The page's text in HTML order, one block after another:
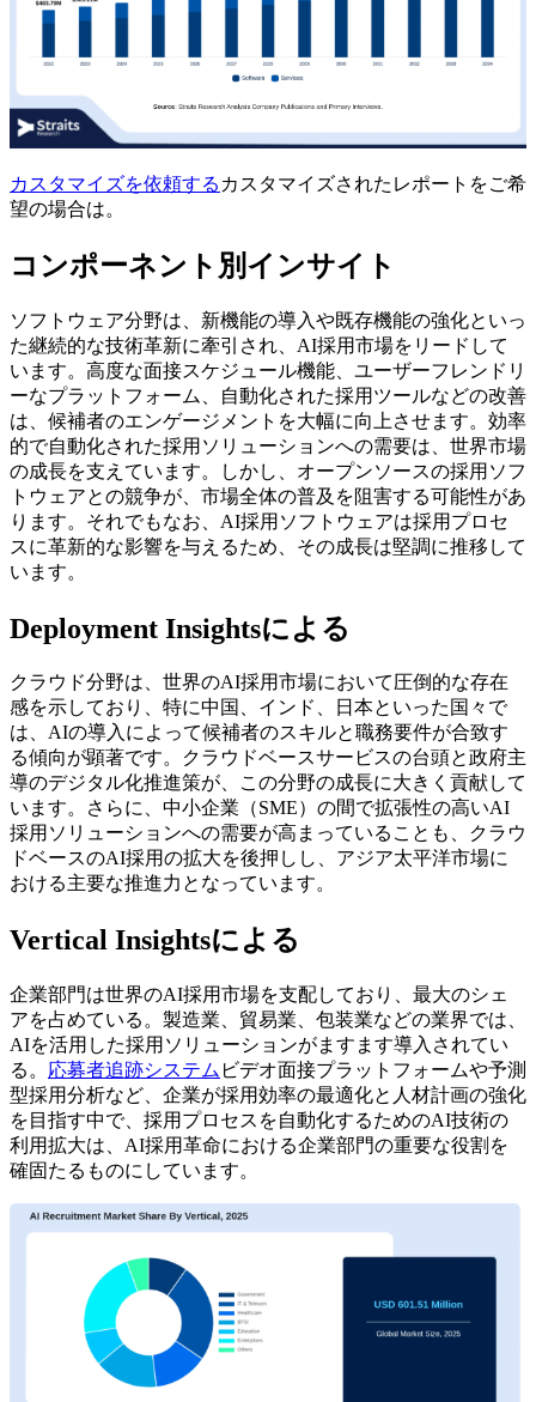
カスタマイズを依頼する カスタマイズされたレポートをご希
望の場合は。
コンポーネント別インサイト
ソフトウェア分野は、新機能の導入や既存機能の強化といっ
た継続的な技術革新に牽引され、AI採用市場をリードして
います。高度な面接スケジュール機能、ユーザーフレンドリ
ーなプラットフォーム、自動化された採用ツールなどの改善
は、候補者のエンゲージメントを大幅に向上させます。効率
的で自動化された採用ソリューションへの需要は、世界市場
の成長を支えています。しかし、オープンソースの採​​用ソフ
トウェアとの競争が、市場全体の普及を阻害する可能性があ
ります。それでもなお、AI採用ソフトウェアは採用プロセ
スに革新的な影響を与えるため、その成長は堅調に推移して
います。
Deployment Insightsによる
クラウド分野は、世界のAI採用市場において圧倒的な存在
感を示しており、特に中国、インド、日本といった国々で
は、AIの導入によって候補者のスキルと職務要件が合致す
る傾向が顕著です。クラウドベースサービスの台頭と政府主
導のデジタル化推進策が、この分野の成長に大きく貢献して
います。さらに、中小企業（SME）の間で拡張性の高いAI
採用ソリューションへの需要が高まっていることも、クラウ
ドベースのAI採用の拡大を後押しし、アジア太平洋市場に
おける主要な推進力となっています。
Vertical Insightsによる
企業部門は世界のAI採用市場を支配しており、最大のシェ
アを占めている。製造業、貿易業、包装業などの業界では、
AIを活用した採用ソリューションがますます導入されてい
る。 応募者追跡システム ビデオ面接プラットフォームや予測
型採用分析など、企業が採用効率の最適化と人材計画の強化
を目指す中で、採用プロセスを自動化するためのAI技術の
利用拡大は、AI採用革命における企業部門の重要な役割を
確固たるものにしています。